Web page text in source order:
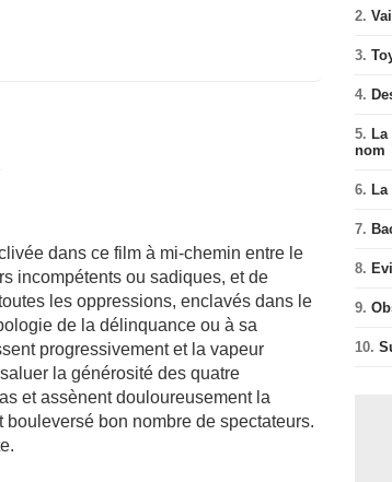
dans ce film à mi-chemin entre le
incompétents ou sadiques, et de
les oppressions, enclavés dans le
de la délinquance ou à sa
progressivement et la vapeur
la générosité des quatre
et assènent douloureusement la
bon nombre de spectateurs.
2.
3.
4.
5.
nom
6.
7.
8.
9.
10.